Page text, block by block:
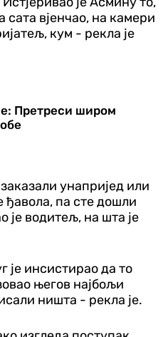
сата вјенчао, на камери
кум - рекла је
Претреси широм
унапријед или
ђавола, па сте дошли
је водитељ, на шта је
је инсистирао да то
његов најбољи
ништа - рекла је.